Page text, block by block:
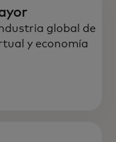
global de
y economía